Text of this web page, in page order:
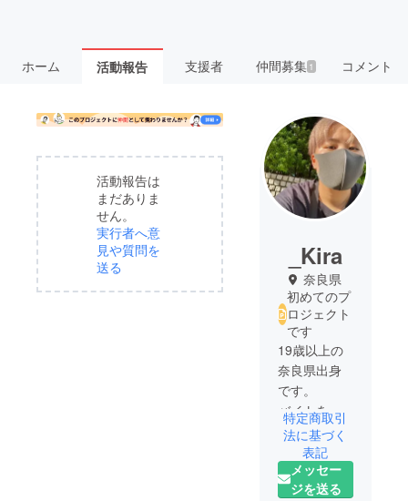
ホーム 活動報告 支援者 仲間募集 1 コメント
活動報告は
まだありま
せん。
実行者へ意
見や質問を
送る
_Kira
奈良県
初めてのプ
ロジェクト
です
19歳以上の
奈良県出身
です。
バイトを掛
け持ちして
いました
が、やりた
い事ができ
特定商取引
法に基づく
表記
メッセー
ジを送る